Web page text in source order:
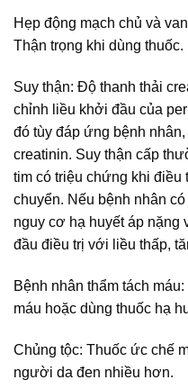
Hẹp động mạch chủ và
Thận trọng khi dùng thuốc.
Suy thận: Độ thanh thải
chỉnh liều khởi đầu của
đó tùy đáp ứng bệnh
creatinin. Suy thận cấp
tim có triệu chứng khi điều
chuyển. Nếu bệnh nhân
nguy cơ hạ huyết áp nặng
đầu điều trị với liều thấp,
Bệnh nhân thẩm tách
máu hoặc dùng thuốc hạ
Chủng tộc: Thuốc ức chế
người da đen nhiều hơn.